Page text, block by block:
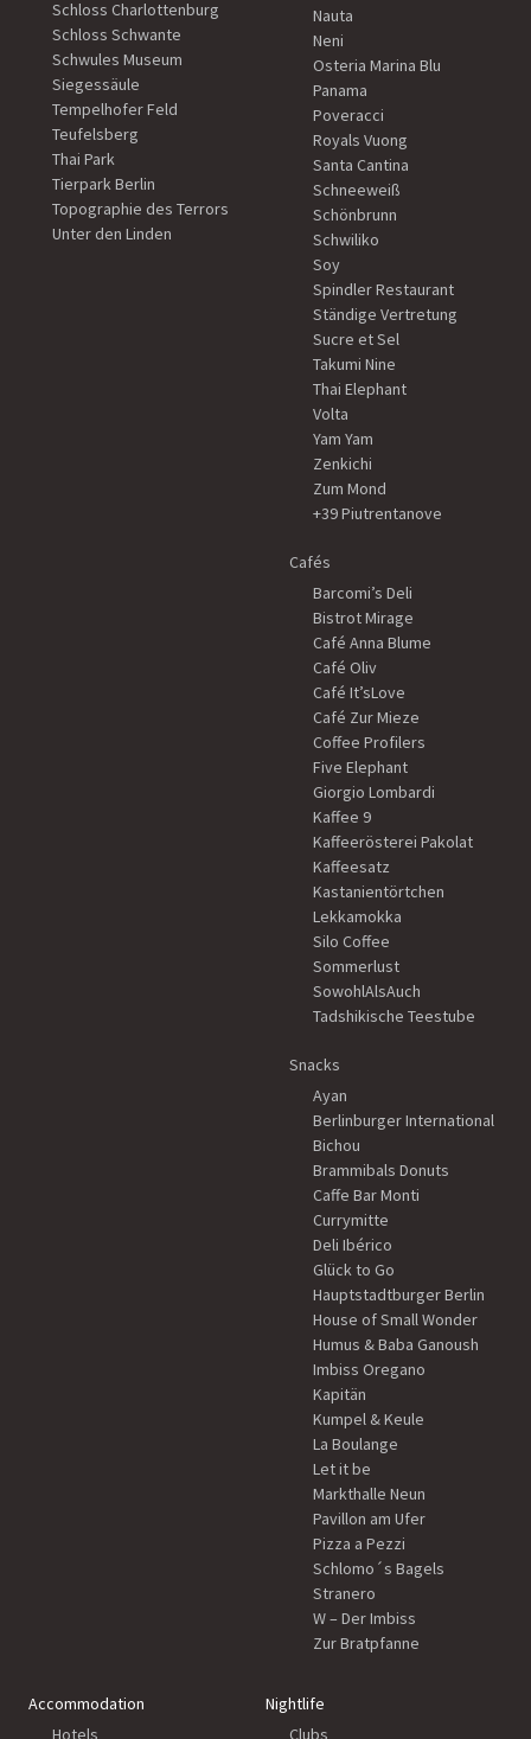
Schloss Charlottenburg
Schloss Schwante
Schwules Museum
Siegessäule
Tempelhofer Feld
Teufelsberg
Thai Park
Tierpark Berlin
Topographie des Terrors
Unter den Linden
Nauta
Neni
Osteria Marina Blu
Panama
Poveracci
Royals Vuong
Santa Cantina
Schneeweiß
Schönbrunn
Schwiliko
Soy
Spindler Restaurant
Ständige Vertretung
Sucre et Sel
Takumi Nine
Thai Elephant
Volta
Yam Yam
Zenkichi
Zum Mond
+39 Piutrentanove
Cafés
Barcomi’s Deli
Bistrot Mirage
Café Anna Blume
Café Oliv
Café It’sLove
Café Zur Mieze
Coffee Profilers
Five Elephant
Giorgio Lombardi
Kaffee 9
Kaffeerösterei Pakolat
Kaffeesatz
Kastanientörtchen
Lekkamokka
Silo Coffee
Sommerlust
SowohlAlsAuch
Tadshikische Teestube
Snacks
Ayan
Berlinburger International
Bichou
Brammibals Donuts
Caffe Bar Monti
Currymitte
Deli Ibérico
Glück to Go
Hauptstadtburger Berlin
House of Small Wonder
Humus & Baba Ganoush
Imbiss Oregano
Kapitän
Kumpel & Keule
La Boulange
Let it be
Markthalle Neun
Pavillon am Ufer
Pizza a Pezzi
Schlomo´s Bagels
Stranero
W – Der Imbiss
Zur Bratpfanne
Accommodation
Hotels
Nightlife
Clubs